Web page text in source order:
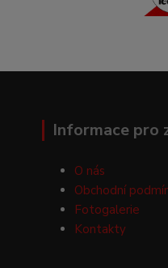
Informace pro
O nás
Obchodní
Fotogalerie
Kontakty